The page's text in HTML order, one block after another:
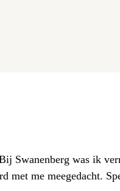
Swanenberg was ik
met me meegedacht.